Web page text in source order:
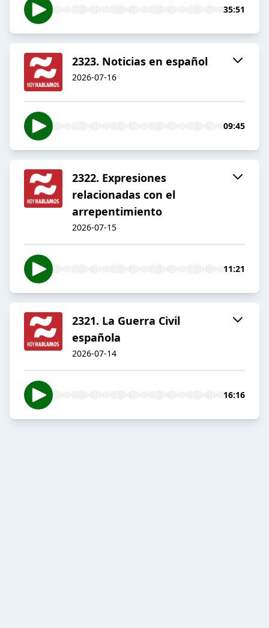
35:51
2323. Noticias en español
2026-07-16
09:45
2322. Expresiones
relacionadas con el
arrepentimiento
2026-07-15
11:21
2321. La Guerra Civil
española
2026-07-14
16:16